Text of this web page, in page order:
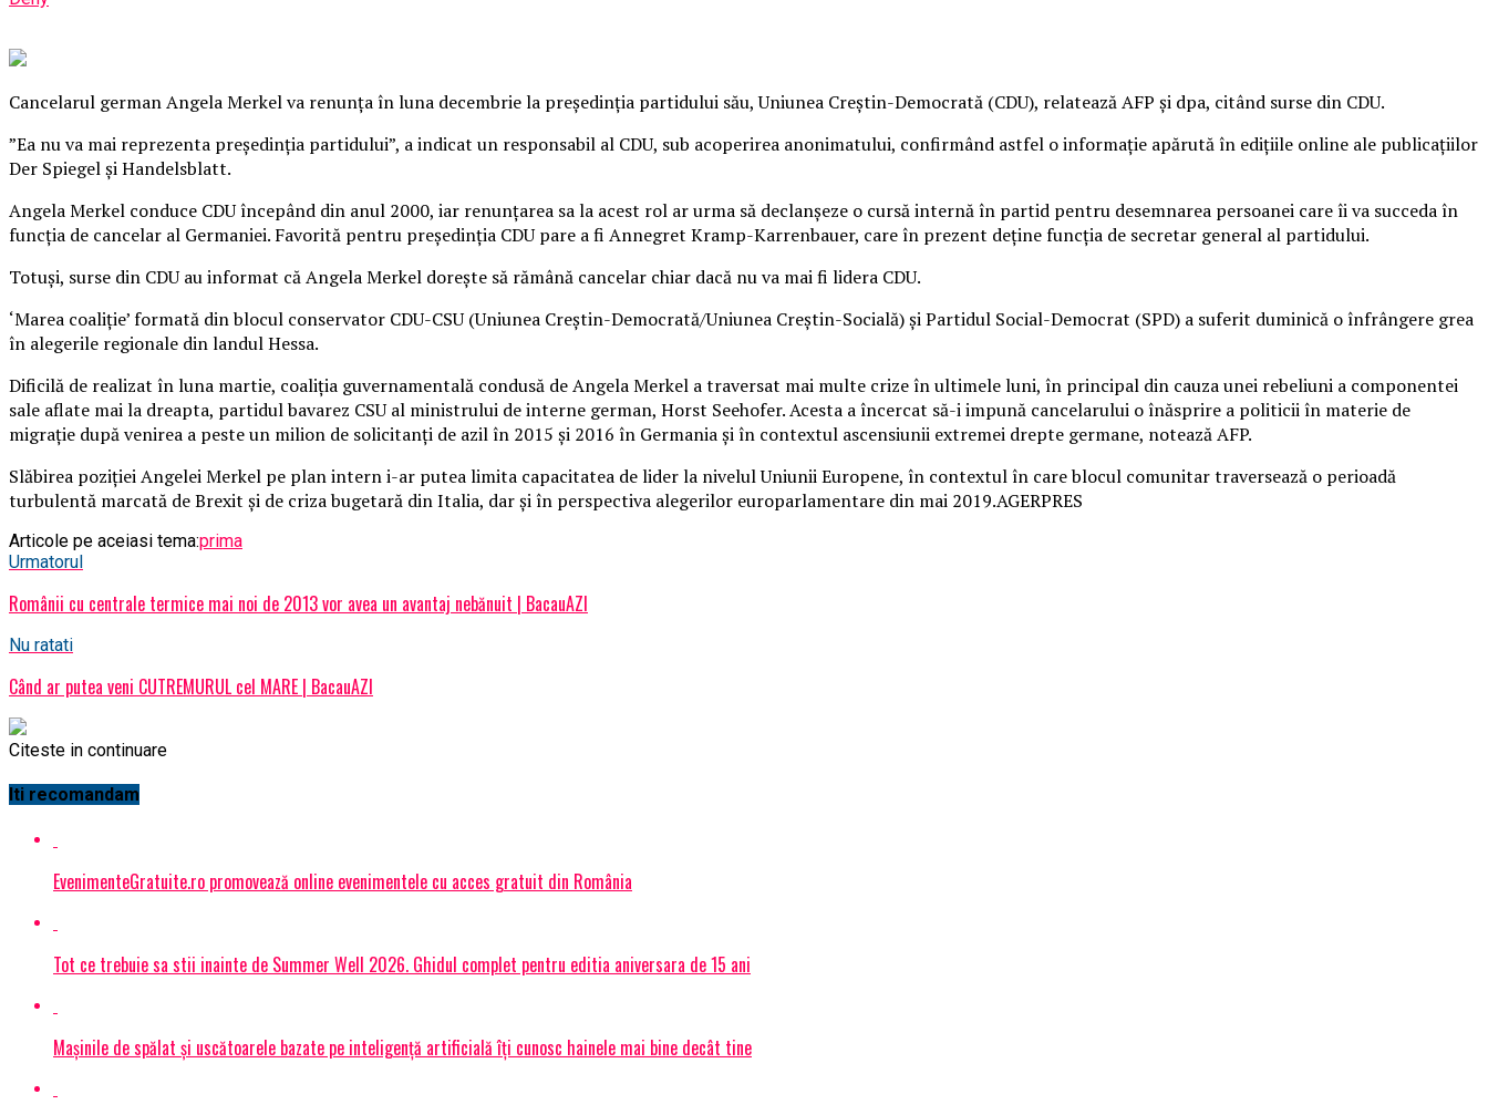
Cancelarul german Angela Merkel va renunţa în luna decembrie la preşedinţia partidului său, Uniunea Creştin-Democrată (CDU), relatează AFP şi dpa, citând surse din CDU.
”Ea nu va mai reprezenta preşedinţia partidului”, a indicat un responsabil al CDU, sub acoperirea anonimatului, confirmând astfel o informaţie apărută în ediţiile online ale publicaţiilor
Der Spiegel şi Handelsblatt.
Angela Merkel conduce CDU începând din anul 2000, iar renunţarea sa la acest rol ar urma să declanşeze o cursă internă în partid pentru desemnarea persoanei care îi va succeda în
funcţia de cancelar al Germaniei. Favorită pentru preşedinţia CDU pare a fi Annegret Kramp-Karrenbauer, care în prezent deţine funcţia de secretar general al partidului.
Totuşi, surse din CDU au informat că Angela Merkel doreşte să rămână cancelar chiar dacă nu va mai fi lidera CDU.
‘Marea coaliţie’ formată din blocul conservator CDU-CSU (Uniunea Creştin-Democrată/Uniunea Creştin-Socială) şi Partidul Social-Democrat (SPD) a suferit duminică o înfrângere grea
în alegerile regionale din landul Hessa.
Dificilă de realizat în luna martie, coaliţia guvernamentală condusă de Angela Merkel a traversat mai multe crize în ultimele luni, în principal din cauza unei rebeliuni a componentei
sale aflate mai la dreapta, partidul bavarez CSU al ministrului de interne german, Horst Seehofer. Acesta a încercat să-i impună cancelarului o înăsprire a politicii în materie de
migraţie după venirea a peste un milion de solicitanţi de azil în 2015 şi 2016 în Germania şi în contextul ascensiunii extremei drepte germane, notează AFP.
Slăbirea poziţiei Angelei Merkel pe plan intern i-ar putea limita capacitatea de lider la nivelul Uniunii Europene, în contextul în care blocul comunitar traversează o perioadă
turbulentă marcată de Brexit şi de criza bugetară din Italia, dar şi în perspectiva alegerilor europarlamentare din mai 2019.AGERPRES
Articole pe aceiasi tema:prima
Urmatorul
Românii cu centrale termice mai noi de 2013 vor avea un avantaj nebănuit | BacauAZI
Nu ratati
Când ar putea veni CUTREMURUL cel MARE | BacauAZI
Citeste in continuare
Iti recomandam
EvenimenteGratuite.ro promovează online evenimentele cu acces gratuit din România
Tot ce trebuie sa stii inainte de Summer Well 2026. Ghidul complet pentru editia aniversara de 15 ani
Mașinile de spălat și uscătoarele bazate pe inteligență artificială îți cunosc hainele mai bine decât tine